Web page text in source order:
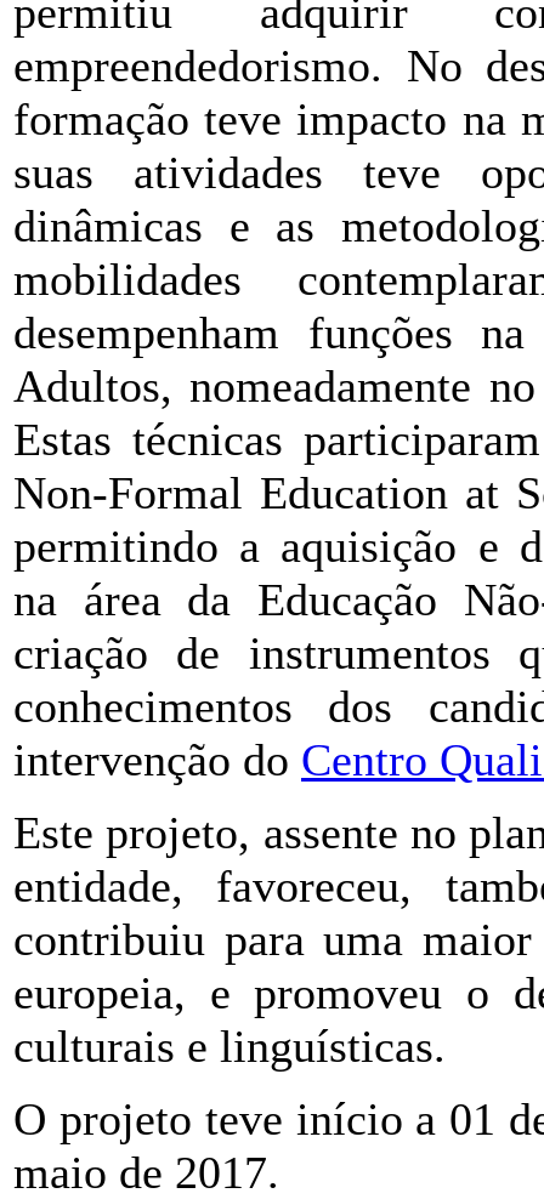
permitiu adquirir
empreendedorismo. No
formação teve impacto na
suas atividades teve
dinâmicas e as
mobilidades
desempenham funções
Adultos, nomeadamente
Estas técnicas
Non-Formal Education at
permitindo a aquisição e
na área da Educação
criação de instrumentos
conhecimentos dos
intervenção do Centro
Este projeto, assente no
entidade, favoreceu,
contribuiu para uma
europeia, e promoveu o
culturais e linguísticas.
O projeto teve início a 01
maio de 2017.